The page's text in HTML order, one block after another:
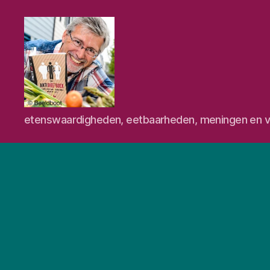
Eetschrijver
etenswaardigheden, eetbaarheden, meningen en